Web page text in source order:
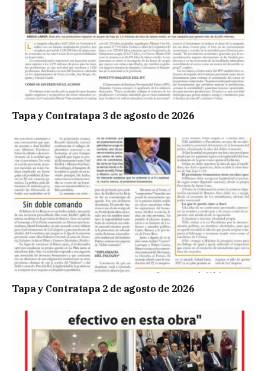
Tapa y Contratapa 3 de agosto de 2026
Tapa y Contratapa 2 de agosto de 2026